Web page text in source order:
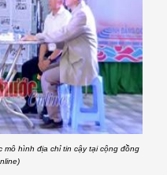
mô hình địa chỉ tin cậy tại cộng đồng